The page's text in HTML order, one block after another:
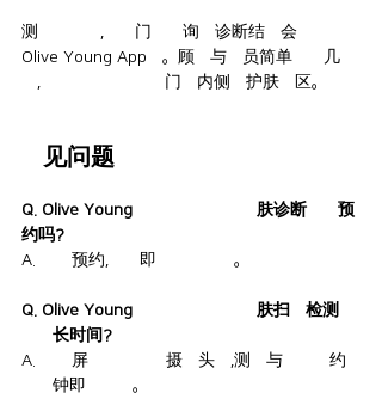
测量完成后,用于门店咨询的诊断结果会保存到
Olive Young App中。顾客与店员简单交流几句
后,便自然而然地走向门店内侧的护肤品区。
常见问题
Q. Olive Young釜山田浦站店的肌肤诊断需要预
约吗?
A. 无需预约,到店即可直接使用。
Q. Olive Young釜山田浦站店的皮肤扫描检测需
要多长时间?
A. 按照屏幕指引站在摄像头前,测量与分析大约
一分钟即可完成。